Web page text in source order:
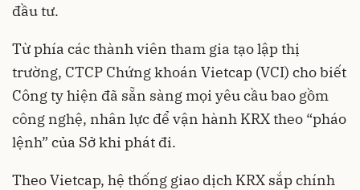
đầu tư.
Từ phía các thành viên tham gia tạo lập thị
trường, CTCP Chứng khoán Vietcap (VCI) cho biết
Công ty hiện đã sẵn sàng mọi yêu cầu bao gồm
công nghệ, nhân lực để vận hành KRX theo “pháo
lệnh” của Sở khi phát đi.
Theo Vietcap, hệ thống giao dịch KRX sắp chính